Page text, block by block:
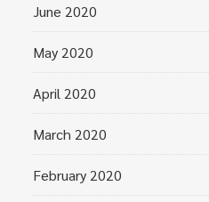
June 2020
May 2020
April 2020
March 2020
February 2020